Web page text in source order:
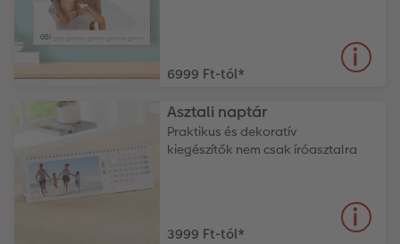
6999 Ft-tól*
Asztali naptár
Praktikus és dekoratív
kiegészítők nem csak íróasztalra
3999 Ft-tól*